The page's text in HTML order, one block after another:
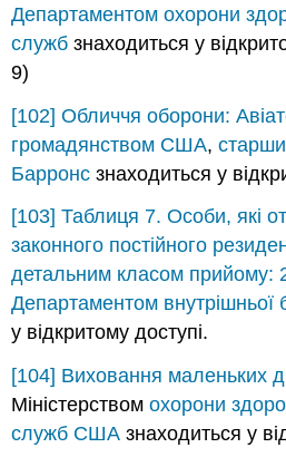
Департаментом охорони
служб знаходиться у
9)
[102] Обличчя оборони:
громадянством США,
Барронс знаходиться у
[103] Таблиця 7. Особи, які
законного постійного
детальним класом прийому:
Департаментом внутрішньої
у відкритому доступі.
[104] Виховання маленьких
Міністерствомохорони
служб США знаходиться у